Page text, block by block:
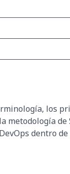
los
metodología
dentro